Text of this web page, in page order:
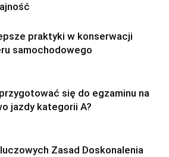
praktyki w konserwacji
samochodowego
się do egzaminu na
jazdy kategorii A?
Zasad Doskonalenia